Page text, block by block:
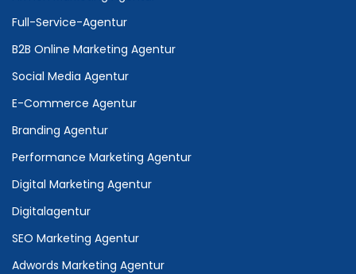
Full-Service-Agentur
B2B Online Marketing Agentur
Social Media Agentur
E-Commerce Agentur
Branding Agentur
Performance Marketing Agentur
Digital Marketing Agentur
Digitalagentur
SEO Marketing Agentur
Adwords Marketing Agentur